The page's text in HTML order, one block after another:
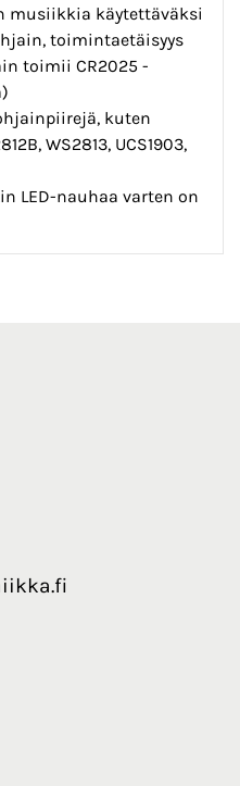
musiikkia käytettäväksi
toimintaetäisyys
toimii CR2025 -
kuten
WS2813, UCS1903,
LED-nauhaa varten on